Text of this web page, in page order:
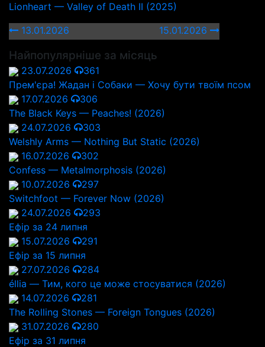
Lionheart — Valley of Death II (2025)
13.01.2026
15.01.2026
Найпопулярніше за місяць
23.07.2026
361
Прем'єра! Жадан і Собаки — Хочу бути твоїм псом
17.07.2026
306
The Black Keys — Peaches! (2026)
24.07.2026
303
Welshly Arms — Nothing But Static (2026)
16.07.2026
302
Confess — Metalmorphosis (2026)
10.07.2026
297
Switchfoot — Forever Now (2026)
24.07.2026
293
Ефір за 24 липня
15.07.2026
291
Ефір за 15 липня
27.07.2026
284
éllia — Тим, кого це може стосуватися (2026)
14.07.2026
281
The Rolling Stones — Foreign Tongues (2026)
31.07.2026
280
Ефір за 31 липня